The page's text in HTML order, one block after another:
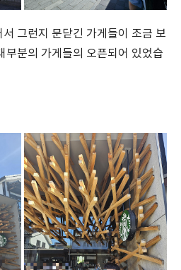
그런지 문닫긴 가게들이 조금 보
부분의 가게들의 오픈되어 있었습